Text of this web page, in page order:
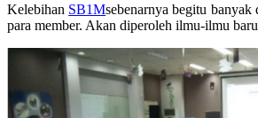
Kelebihan SB1Msebenarnya begitu
para member. Akan diperoleh ilmu-ilmu